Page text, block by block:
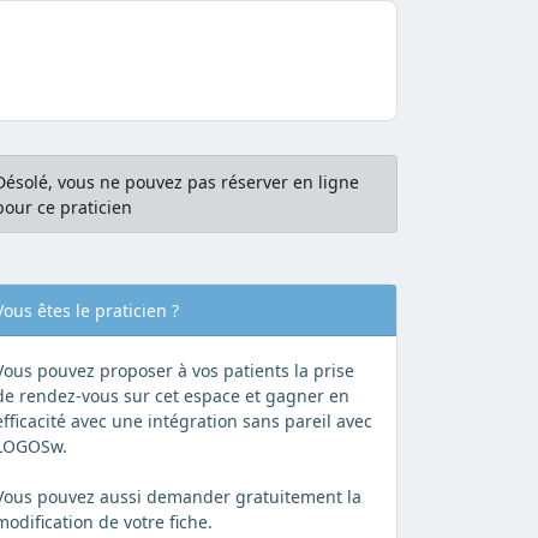
vous ne pouvez pas réserver en ligne
ce praticien
êtes le praticien ?
pouvez proposer à vos patients la prise
rendez-vous sur cet espace et gagner en
avec une intégration sans pareil avec
pouvez aussi demander gratuitement la
de votre fiche.